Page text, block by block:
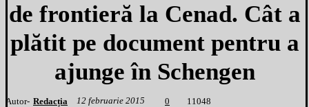
de frontieră la Cenad. Cât a
plătit pe document pentru a
ajunge în Schengen
Autor- Redacția 12 februarie 2015 0 1 1048